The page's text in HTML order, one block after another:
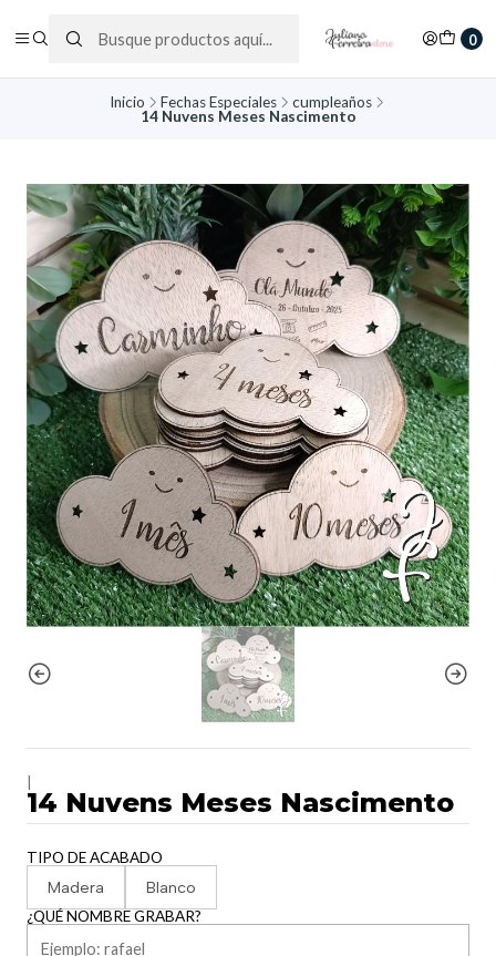
0
Inicio Fechas Especiales
cumpleaños
14 Nuvens Meses Nascimento
14 Nuvens Meses Nascimento
TIPO DE ACABADO
Madera Blanco
¿QUÉ NOMBRE GRABAR?